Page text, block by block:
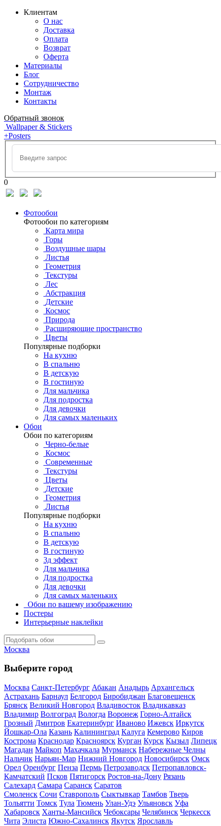
Клиентам
О нас
Доставка
Оплата
Возврат
Оферта
Материалы
Блог
Сотрудничество
Монтаж
Контакты
Обратный звонок
Wallpaper & Stickers
+Posters
0
Фотообои
Фотообои по категориям
Карта мира
Горы
Воздушные шары
Листья
Геометрия
Текстуры
Лес
Абстракция
Детские
Космос
Природа
Расширяющие пространство
Цветы
Популярные подборки
На кухню
В спальню
В детскую
В гостиную
Для мальчика
Для подростка
Для девочки
Для самых маленьких
Обои
Обои по категориям
Черно-белые
Космос
Современные
Текстуры
Цветы
Детские
Геометрия
Листья
Популярные подборки
На кухню
В спальню
В детскую
В гостиную
3д эффект
Для мальчика
Для подростка
Для девочки
Для самых маленьких
Обои по вашему изображению
Постеры
Интерьерные наклейки
Москва
Выберите город
Москва Санкт-Петербург Абакан Анадырь Архангельск
Астрахань Барнаул Белгород Биробиджан Благовещенск
Брянск Великий Новгород Владивосток Владикавказ
Владимир Волгоград Вологда Воронеж Горно-Алтайск
Грозный Дмитров Екатеринбург Иваново Ижевск Иркутск
Йошкар-Ола Казань Калининград Калуга Кемерово Киров
Кострома Краснодар Красноярск Курган Курск Кызыл Липецк
Магадан Майкоп Махачкала Мурманск Набережные Челны
Нальчик Нарьян-Мар Нижний Новгород Новосибирск Омск
Орел Оренбург Пенза Пермь Петрозаводск Петропавловск-
Камчатский Псков Пятигорск Ростов-на-Дону Рязань
Салехард Самара Саранск Саратов
Смоленск Сочи Ставрополь Сыктывкар Тамбов Тверь
Тольятти Томск Тула Тюмень Улан-Удэ Ульяновск Уфа
Хабаровск Ханты-Мансийск Чебоксары Челябинск Черкесск
Чита Элиста Южно-Сахалинск Якутск Ярославль